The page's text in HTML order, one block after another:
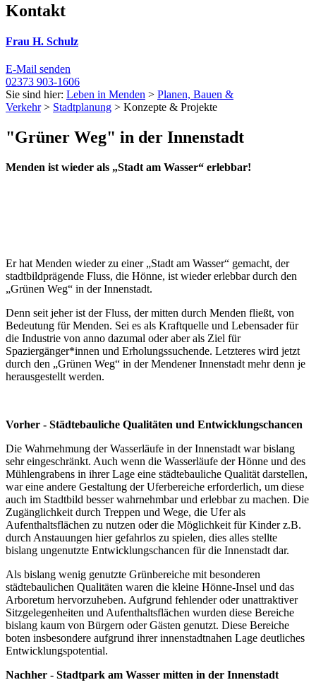
Kontakt
Frau H. Schulz
E-Mail senden
02373 903-1606
Sie sind hier: Leben in Menden > Planen, Bauen &
Verkehr> Stadtplanung > Konzepte & Projekte
"Grüner Weg" in der Innenstadt
Menden ist wieder als „Stadt am Wasser“ erlebbar!
Er hat Menden wieder zu einer „Stadt am Wasser“ gemacht, der
stadtbildprägende Fluss, die Hönne, ist wieder erlebbar durch den
„Grünen Weg“ in der Innenstadt.
Denn seit jeher ist der Fluss, der mitten durch Menden fließt, von
Bedeutung für Menden. Sei es als Kraftquelle und Lebensader für
die Industrie von anno dazumal oder aber als Ziel für
Spaziergänger*innen und Erholungssuchende. Letzteres wird jetzt
durch den „Grünen Weg“ in der Mendener Innenstadt mehr denn je
herausgestellt werden.
Vorher - Städtebauliche Qualitäten und Entwicklungschancen
Die Wahrnehmung der Wasserläufe in der Innenstadt war bislang
sehr eingeschränkt. Auch wenn die Wasserläufe der Hönne und des
Mühlengrabens in ihrer Lage eine städtebauliche Qualität darstellen,
war eine andere Gestaltung der Uferbereiche erforderlich, um diese
auch im Stadtbild besser wahrnehmbar und erlebbar zu machen. Die
Zugänglichkeit durch Treppen und Wege, die Ufer als
Aufenthaltsflächen zu nutzen oder die Möglichkeit für Kinder z.B.
durch Anstauungen hier gefahrlos zu spielen, dies alles stellte
bislang ungenutzte Entwicklungschancen für die Innenstadt dar.
Als bislang wenig genutzte Grünbereiche mit besonderen
städtebaulichen Qualitäten waren die kleine Hönne-Insel und das
Arboretum hervorzuheben. Aufgrund fehlender oder unattraktiver
Sitzgelegenheiten und Aufenthaltsflächen wurden diese Bereiche
bislang kaum von Bürgern oder Gästen genutzt. Diese Bereiche
boten insbesondere aufgrund ihrer innenstadtnahen Lage deutliches
Entwicklungspotential.
Nachher - Stadtpark am Wasser mitten in der Innenstadt